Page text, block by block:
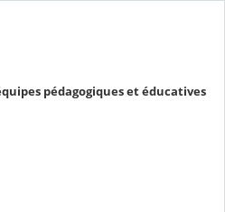
pédagogiques et éducatives